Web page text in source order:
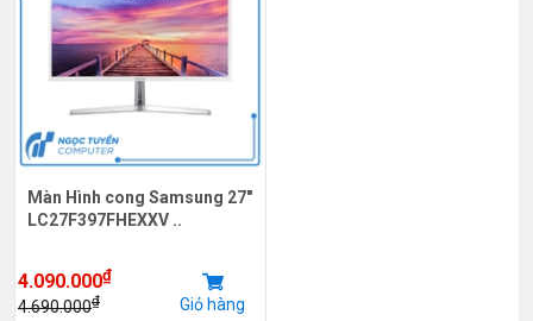
Màn Hình cong Samsung 27"
LC27F397FHEXXV ..
4.090.000₫
4.690.000₫ Giỏ hàng